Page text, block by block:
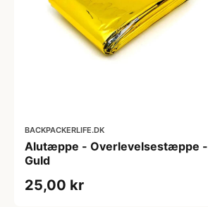
BACKPACKERLIFE.DK
Alutæppe - Overlevelsestæppe -
Guld
25,00 kr